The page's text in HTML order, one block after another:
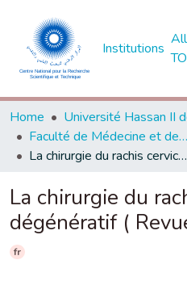
Institutions
Home
Faculté de Médecine et de Pharmacie - Casablanca
La chirurgie du rachis cervical dégénératif ( Revue littérature )
La chirurgie du
dégénératif (
fr